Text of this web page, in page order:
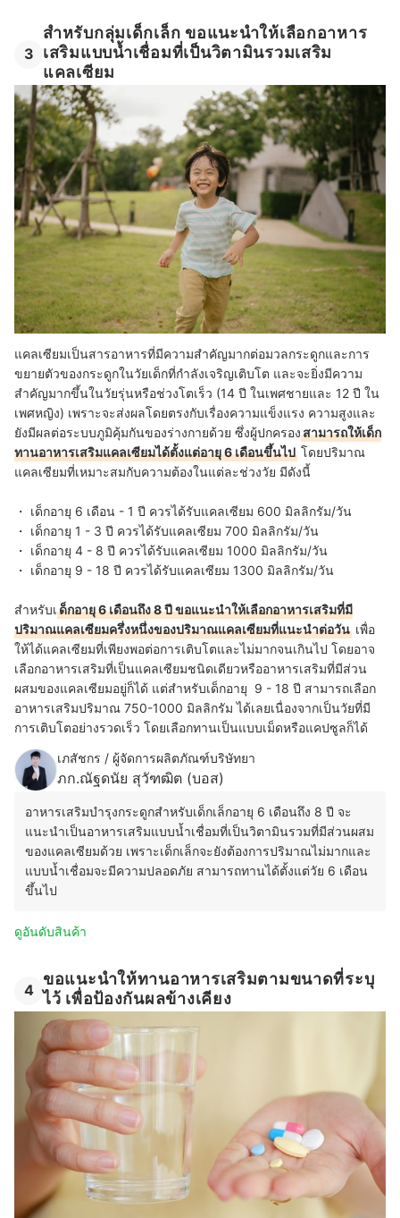
3
สำหรับกลุ่มเด็กเล็ก ขอแนะนำให้เลือกอาหาร
เสริมแบบน้ำเชื่อมที่เป็นวิตามินรวมเสริม
แคลเซียม
แคลเซียมเป็นสารอาหารที่มีความสำคัญมากต่อมวลกระดูกและการ
ขยายตัวของกระดูกในวัยเด็กที่กำลังเจริญเติบโต และจะยิ่งมีความ
สำคัญมากขึ้นในวัยรุ่นหรือช่วงโตเร็ว (14 ปี ในเพศชายและ 12 ปี ใน
เพศหญิง) เพราะจะส่งผลโดยตรงกับเรื่องความแข็งแรง ความสูงและ
ยังมีผลต่อระบบภูมิคุ้มกันของร่างกายด้วย ซึ่งผู้ปกครองสามารถให้เด็ก
ทานอาหารเสริมแคลเซียมได้ตั้งแต่อายุ 6 เดือนขึ้นไป โดยปริมาณ
แคลเซียมที่เหมาะสมกับความต้องในแต่ละช่วงวัย มีดังนี้
・ เด็กอายุ 6 เดือน - 1 ปี ควรได้รับแคลเซียม 600 มิลลิกรัม/วัน
・ เด็กอายุ 1 - 3 ปี ควรได้รับแคลเซียม 700 มิลลิกรัม/วัน
・ เด็กอายุ 4 - 8 ปี ควรได้รับแคลเซียม 1000 มิลลิกรัม/วัน
・ เด็กอายุ 9 - 18 ปี ควรได้รับแคลเซียม 1300 มิลลิกรัม/วัน
สำหรับเด็กอายุ 6 เดือนถึง 8 ปี ขอแนะนำให้เลือกอาหารเสริมที่มี
ปริมาณแคลเซียมครึ่งหนึ่งของปริมาณแคลเซียมที่แนะนำต่อวัน เพื่อ
ให้ได้แคลเซียมที่เพียงพอต่อการเติบโตและไม่มากจนเกินไป โดยอาจ
เลือกอาหารเสริมที่เป็นแคลเซียมชนิดเดียวหรืออาหารเสริมที่มีส่วน
ผสมของแคลเซียมอยู่ก็ได้ แต่สำหรับเด็กอายุ 9 - 18 ปี สามารถเลือก
อาหารเสริมปริมาณ 750-1000 มิลลิกรัม ได้เลยเนื่องจากเป็นวัยที่มี
การเติบโตอย่างรวดเร็ว โดยเลือกทานเป็นแบบเม็ดหรือแคปซูลก็ได้
เภสัชกร / ผู้จัดการผลิตภัณฑ์บริษัทยา
ภก.ณัฐดนัย สุวัฑฒิต (บอส)
อาหารเสริมบำรุงกระดูกสำหรับเด็กเล็กอายุ 6 เดือนถึง 8 ปี จะ
แนะนำเป็นอาหารเสริมแบบน้ำเชื่อมที่เป็นวิตามินรวมที่มีส่วนผสม
ของแคลเซียมด้วย เพราะเด็กเล็กจะยังต้องการปริมาณไม่มากและ
แบบน้ำเชื่อมจะมีความปลอดภัย สามารถทานได้ตั้งแต่วัย 6 เดือน
ขึ้นไป
ดูอันดับสินค้า
4
ขอแนะนำให้ทานอาหารเสริมตามขนาดที่ระบุ
ไว้ เพื่อป้องกันผลข้างเคียง